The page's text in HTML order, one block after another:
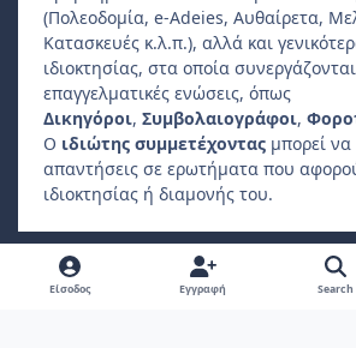
(Πολεοδομία, e-Adeies, Αυθαίρετα,
Κατασκευές κ.λ.π.), αλλά και
ιδιοκτησίας, στα οποία
επαγγελματικές ενώσεις, όπως
Δικηγόροι, Συμβολαιογράφοι,
Ο ιδιώτης συμμετέχοντας μπορεί να
απαντήσεις σε ερωτήματα που
ιδιοκτησίας ή διαμονής του.
Light ModeDark ModeSystem Preference
Είσοδος Εγγραφή Search